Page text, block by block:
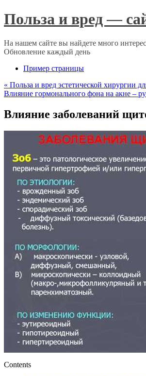
Польза и вред —
На нашем сайте вы найдете много
Обновление каждый день
Пример страницы
« Польза и вред эстетической хирургии
Влияние гормонального фона на акне –
Влияние заболеваний
Contents